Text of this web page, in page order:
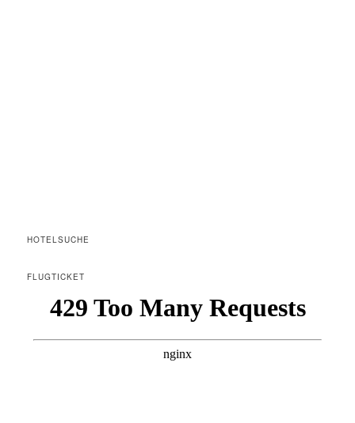
HOTELSUCHE
FLUGTICKET